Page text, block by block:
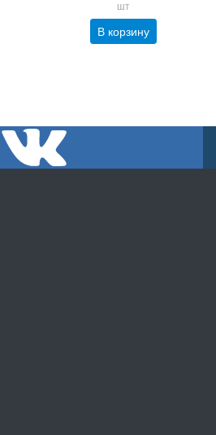
шт
В корзину